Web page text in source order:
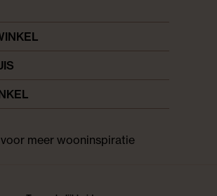
voor meer wooninspiratie